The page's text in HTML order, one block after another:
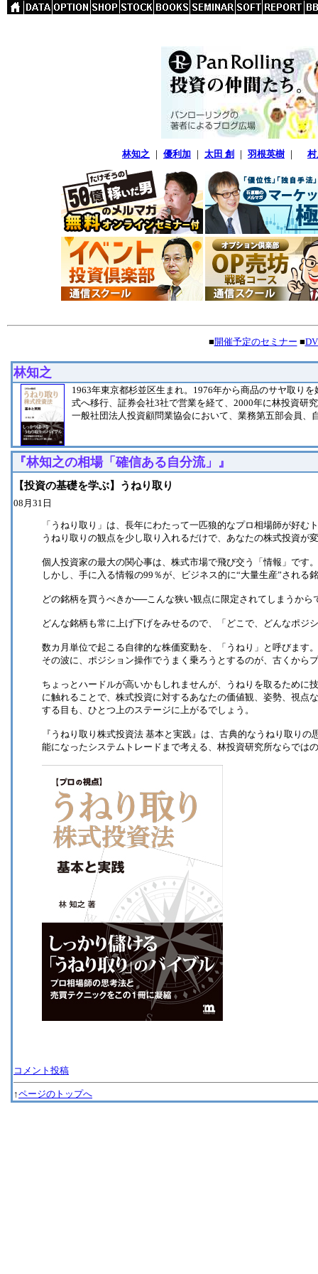
林知之 ｜ 優利加 ｜ 太田 創 ｜ 羽根英樹 ｜
■開催予定のセミナー ■
林知之
1963年東京都杉並区生まれ。1976年から商品のサヤ取り
式へ移行、証券会社3社で営業を経て、2000年に林投資研
一般社団法人投資顧問業協会において、業務第五部会員、
『林知之の相場「確信ある自分流」』
【投資の基礎を学ぶ】うねり取り
08月31日
「うねり取り」は、長年にわたって一匹狼的なプロ相場師が好む
うねり取りの観点を少し取り入れるだけで、あなたの株式投資が
個人投資家の最大の関心事は、株式市場で飛び交う「情報」です。
しかし、手に入る情報の99％が、ビジネス的に“大量生産”される
どの銘柄を買うべきか──こんな狭い観点に限定されてしまうから
どんな銘柄も常に上げ下げをみせるので、「どこで、どんなポジ
数カ月単位で起こる自律的な株価変動を、「うねり」と呼びます。
その波に、ポジション操作でうまく乗ろうとするのが、古くから
ちょっとハードルが高いかもしれませんが、うねりを取るために
に触れることで、株式投資に対するあなたの価値観、姿勢、視点
する目も、ひとつ上のステージに上がるでしょう。
『うねり取り株式投資法 基本と実践』は、古典的なうねり取り
能になったシステムトレードまで考える、林投資研究所ならでは
コメント投稿
↑ページのトップへ